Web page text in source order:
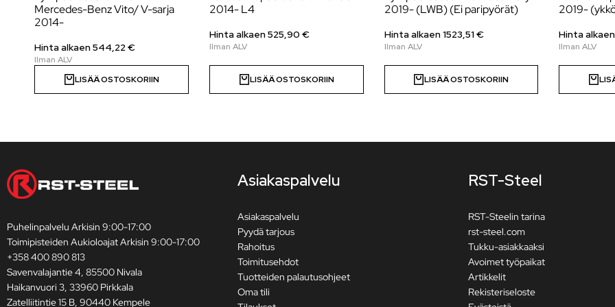
Mercedes-Benz Vito/ V-sarja
2014-
Hinta alkaen544,22 €
LISÄÄ OSTOSKORIIN
2014- L4
Hinta alkaen525,90 €
LISÄÄ OSTOSKORIIN
2019- (LWB) (Ei paripyörät)
Hinta alkaen1523,51€
LISÄÄ OSTOSKORIIN
2019-
Hinta alkaen
Puhelinpalvelu Arkisin 9:00-17:00
Toimipisteiden Aukioloajat Arkisin 9:00-17:00
+358 400 890 813
Savenvalajantie 4, 85500 Nivala
Haikanvuori 3, 33960 Pirkkala
Zatelliitintie 15 B, 90440 Kempele
Asiakaspalvelu
Asiakaspalvelu
Pyydä tarjous
Rahoitus
Toimitusehdot
Tuotteiden palautusohjeet
Oma tili
RST-Steel
RST-Steelin tarina
rst-steel.com
Tukku-asiakkaaksi
Avoimet työpaikat
Artikkelit
Rekisteriseloste